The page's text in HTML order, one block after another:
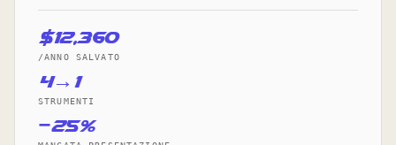
$12,360
/ANNO SALVATO
4→1
STRUMENTI
−25%